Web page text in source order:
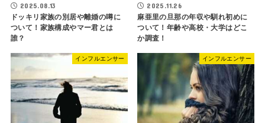
2025.08.13
ドッキリ家族の別居や離婚の噂に
ついて！家族構成やマー君とは
誰？
2025.11.26
麻亜里の旦那の年収や馴れ初めに
ついて！年齢や高校・大学はどこ
か調査！
インフルエンサー インフルエンサー